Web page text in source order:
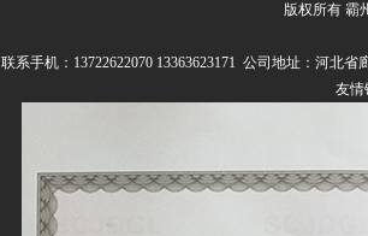
版权所有 霸
联系手机：13722622070 13363623171 公司地址：河北
友情